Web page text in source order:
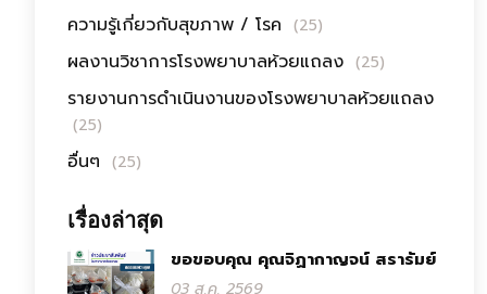
ความรู้เกี่ยวกับสุขภาพ / โรค (25)
ผลงานวิชาการโรงพยาบาลห้วยแถลง (25)
รายงานการดำเนินงานของโรงพยาบาลห้วยแถลง
(25)
อื่นๆ (25)
เรื่องล่าสุด
ขอขอบคุณ คุณจิฏากาญจน์ สรารัมย์
03 ส.ค. 2569